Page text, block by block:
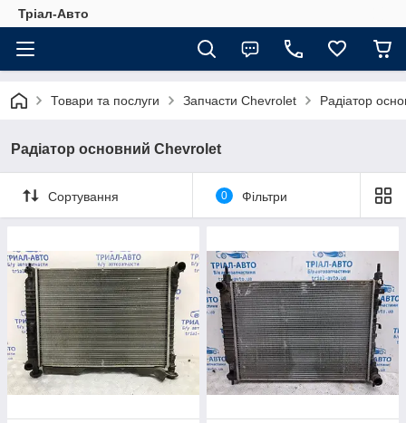
Тріал-Авто
Товари та послуги Запчасти Chevrolet Радіатор
Радіатор основний Chevrolet
Сортування 0 Фільтри